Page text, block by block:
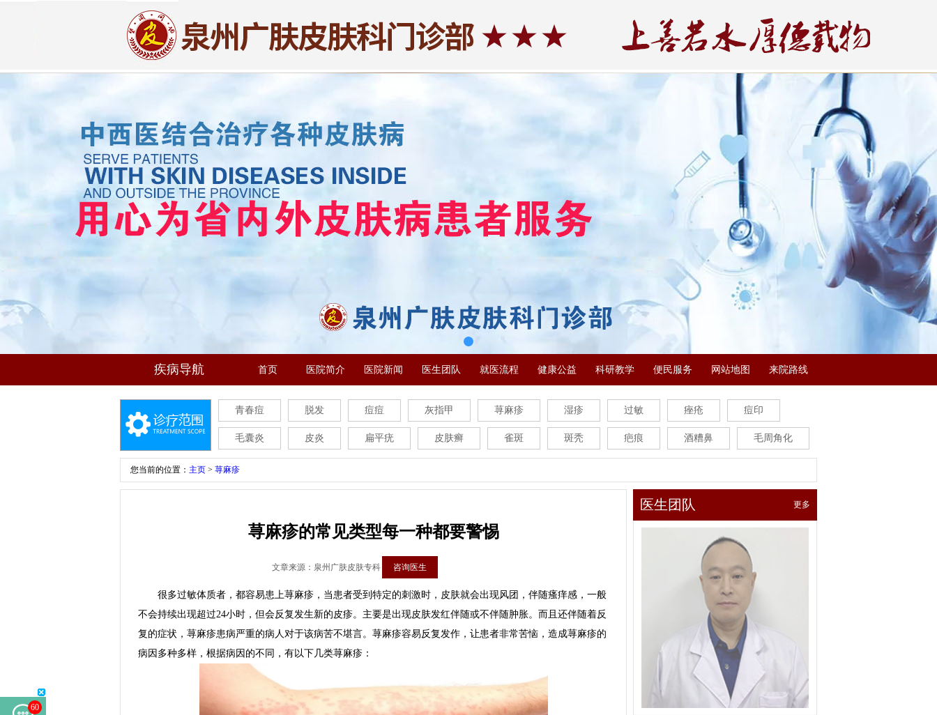
疾病导航 首页 医院简介 医院新闻 医生团队 就医流程 健康公益 科研教学 便民服务 网站地图 来院路线
青春痘 脱发 痘痘 灰指甲 荨麻疹 湿疹 过敏 痤疮 痘印
毛囊炎 皮炎 扁平疣 皮肤癣 雀斑 斑秃 疤痕 酒糟鼻 毛周角化
您当前的位置： 主页 > 荨麻疹
荨麻疹的常见类型每一种都要警惕
文章来源：泉州广肤皮肤专科 咨询医生
很多过敏体质者，都容易患上荨麻疹，当患者受到特定的刺激时，皮肤就会出现风团，伴随瘙痒感，一般
不会持续出现超过24小时，但会反复发生新的皮疹。主要是出现皮肤发红伴随或不伴随肿胀。而且还伴随着反
复的症状，荨麻疹患病严重的病人对于该病苦不堪言。荨麻疹容易反复发作，让患者非常苦恼，造成荨麻疹的
病因多种多样，根据病因的不同，有以下几类荨麻疹：
医生团队 更多
60